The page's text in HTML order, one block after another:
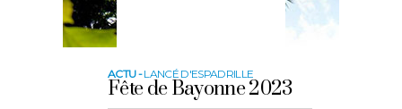
ACTU -LANCÉ D'ESPADRILLE
Fête de Bayonne 2023